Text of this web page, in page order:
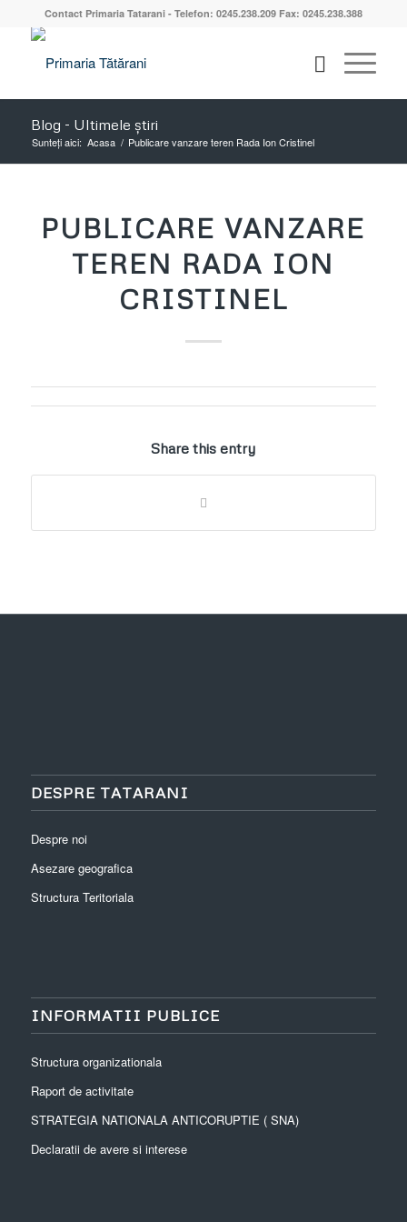
Contact Primaria Tatarani - Telefon: 0245.238.209 Fax: 0245.238.388
Blog - Ultimele știri
Sunteți aici: Acasa / Publicare vanzare teren Rada Ion Cristinel
PUBLICARE VANZARE
TEREN RADA ION
CRISTINEL
Share this entry
DESPRE TATARANI
Despre noi
Asezare geografica
Structura Teritoriala
INFORMATII PUBLICE
Structura organizationala
Raport de activitate
STRATEGIA NATIONALA ANTICORUPTIE ( SNA)
Declaratii de avere si interese